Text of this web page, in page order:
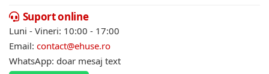
Suport online
Luni - Vineri: 10:00 - 17:00
Email: contact@ehuse.ro
WhatsApp: doar mesaj text